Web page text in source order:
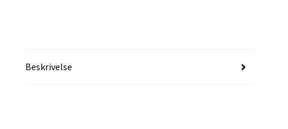
Beskrivelse